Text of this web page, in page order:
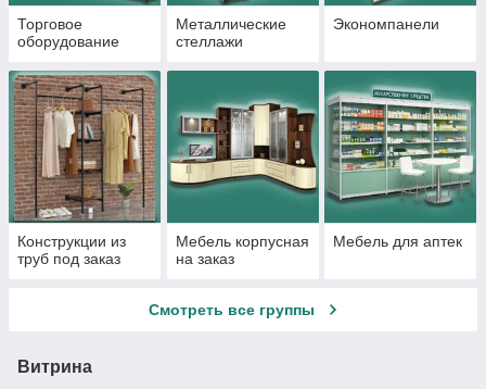
Торговое
оборудование
Металлические
стеллажи
Экономпанели
Конструкции из
труб под заказ
Мебель корпусная
на заказ
Мебель для аптек
Смотреть все группы
Витрина